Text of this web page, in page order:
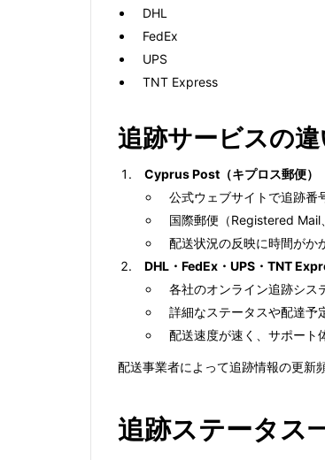
DHL
FedEx
UPS
TNT Express
追跡サービスの
Cyprus Post（キプロス郵便）
公式ウェブサイトで追跡番
国際郵便（Registered Mail
配送状況の反映に時間がか
DHL・FedEx・UPS・TNT
各社のオンライン追跡シス
詳細なステータスや配達予
配送速度が速く、サポート
配送事業者によって追跡情報の更新
追跡ステータス